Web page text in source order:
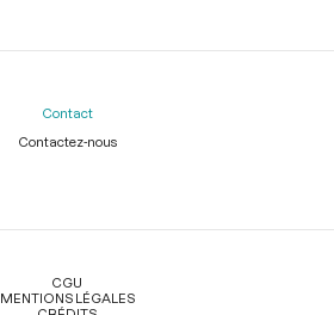
Contact
Contactez-nous
CGU
MENTIONS LÉGALES